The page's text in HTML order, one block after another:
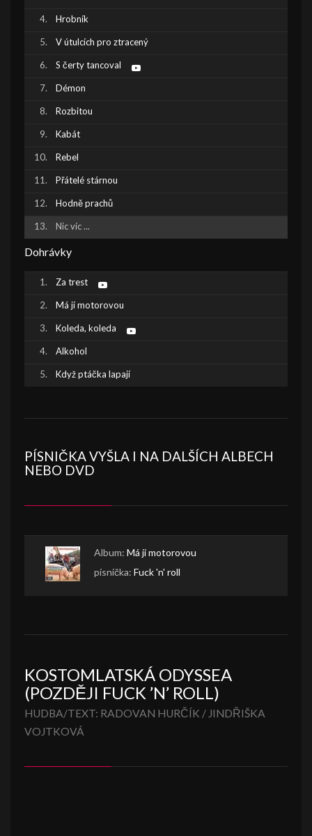
Hrobník
V útulcích pro ztracený
S čerty tancoval
Démon
Rozbitou
Kabát
Rebel
Přátelé stárnou
Hodně prachů
Nic víc ...
Dohrávky
Za trest
Má jí motorovou
Koleda, koleda
Alkohol
Když ptáčka lapají
PÍSNIČKA VYŠLA I NA DALŠÍCH ALBECH
NEBO DVD
Album: Má ji motorovou
písnička: Fuck 'n' roll
KOSTOMLATSKÁ ODYSSEA
(POZDĚJI FUCK ’N’ ROLL)
HUDBA/TEXT: RADOVAN HURČÍK / JINDŘIŠKA
VOJTKOVÁ